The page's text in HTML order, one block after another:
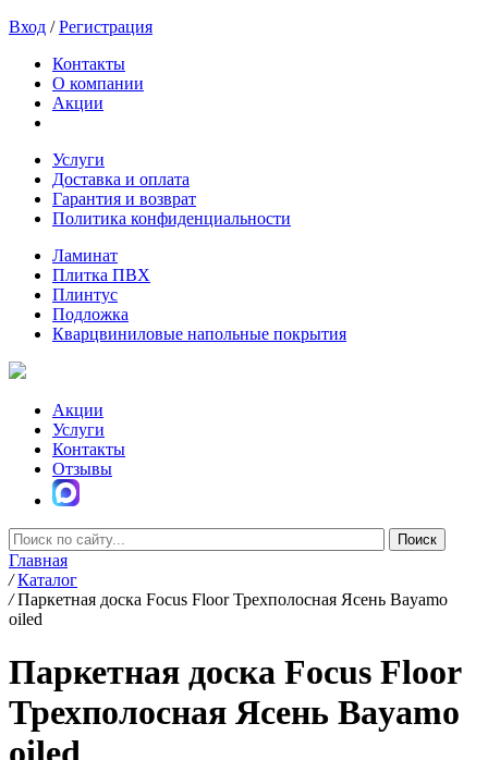
Вход /Регистрация
Контакты
О компании
Акции
Услуги
Доставка и оплата
Гарантия и возврат
Политика конфиденциальности
Ламинат
Плитка ПВХ
Плинтус
Подложка
Кварцвиниловые напольные покрытия
Акции
Услуги
Контакты
Отзывы
Главная
/ Каталог
/ Паркетная доска Focus Floor Трехполосная Ясень Bayamo
oiled
Паркетная доска Focus Floor
Трехполосная Ясень Bayamo